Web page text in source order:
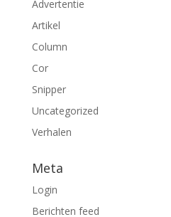
Advertentie
Artikel
Column
Cor
Snipper
Uncategorized
Verhalen
Meta
Login
Berichten feed